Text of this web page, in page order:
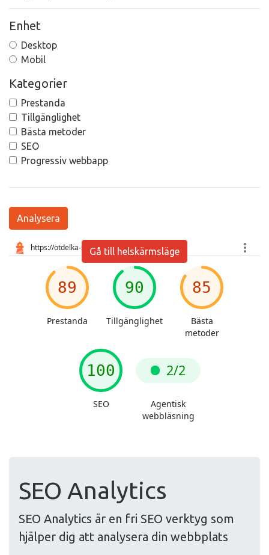
Enhet
Desktop
Mobil
Kategorier
Prestanda
Tillgänglighet
Bästa metoder
SEO
Progressiv webbapp
Analysera
Gå till helskärmsläge
SEO Analytics
SEO Analytics är en fri SEO verktyg som
hjälper dig att analysera din webbplats